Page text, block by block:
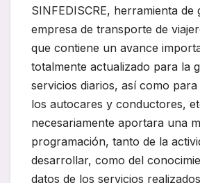
SINFEDISCRE, herramienta de
empresa de transporte de
que contiene un avance
totalmente actualizado para la
servicios diarios, así como
los autocares y conductores,
necesariamente aportara una
programación, tanto de la
desarrollar, como del
datos de los servicios